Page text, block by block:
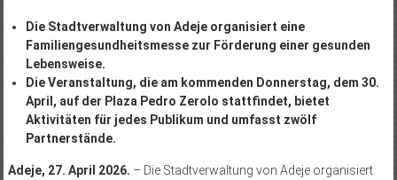
Die Stadtverwaltung von Adeje organisiert eine
Familiengesundheitsmesse zur Förderung einer gesunden
Lebensweise.
Die Veranstaltung, die am kommenden Donnerstag, dem 30.
April, auf der Plaza Pedro Zerolo stattfindet, bietet
Aktivitäten für jedes Publikum und umfasst zwölf
Partnerstände.
Adeje, 27. April 2026. – Die Stadtverwaltung von Adeje organisiert